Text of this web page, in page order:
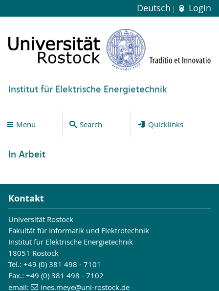
Deutsch Login
Institut für Elektrische Energietechnik
Menu Search Quicklinks
In Arbeit
Kontakt
Universität Rostock
Fakultät für Informatik und Elektrotechnik
Institut für Elektrische Energietechnik
18051 Rostock
Tel.: +49 (0) 381 498 - 7101
Fax.: +49 (0) 381 498 - 7102
email:
ines.meye@uni-rostock.de